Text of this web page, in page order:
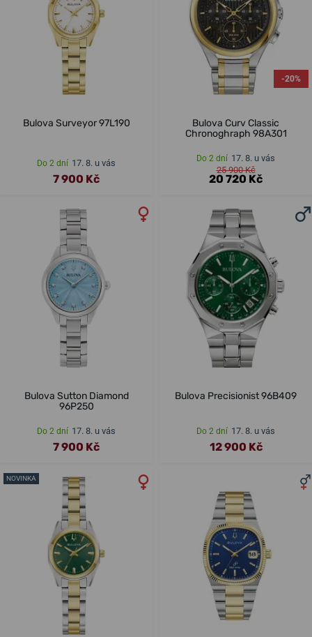
Bulova Surveyor 97L190
Do 2 dní 17. 8. u vás
7 900 Kč
-20%
Bulova Curv Classic
Chronoghraph 98A301
Do 2 dní 17. 8. u vás
25 900 Kč
20 720 Kč
Bulova Sutton Diamond
96P250
Do 2 dní 17. 8. u vás
7 900 Kč
Bulova Precisionist 96B409
Do 2 dní 17. 8. u vás
12 900 Kč
NOVINKA